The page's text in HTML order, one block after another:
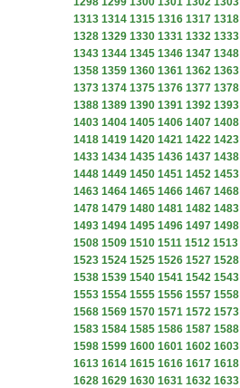
1313 1314 1315 1316 1317 1318
1328 1329 1330 1331 1332 1333
1343 1344 1345 1346 1347 1348
1358 1359 1360 1361 1362 1363
1373 1374 1375 1376 1377 1378
1388 1389 1390 1391 1392 1393
1403 1404 1405 1406 1407 1408
1418 1419 1420 1421 1422 1423
1433 1434 1435 1436 1437 1438
1448 1449 1450 1451 1452 1453
1463 1464 1465 1466 1467 1468
1478 1479 1480 1481 1482 1483
1493 1494 1495 1496 1497 1498
1508 1509 1510 1511 1512 1513
1523 1524 1525 1526 1527 1528
1538 1539 1540 1541 1542 1543
1553 1554 1555 1556 1557 1558
1568 1569 1570 1571 1572 1573
1583 1584 1585 1586 1587 1588
1598 1599 1600 1601 1602 1603
1613 1614 1615 1616 1617 1618
1628 1629 1630 1631 1632 1633